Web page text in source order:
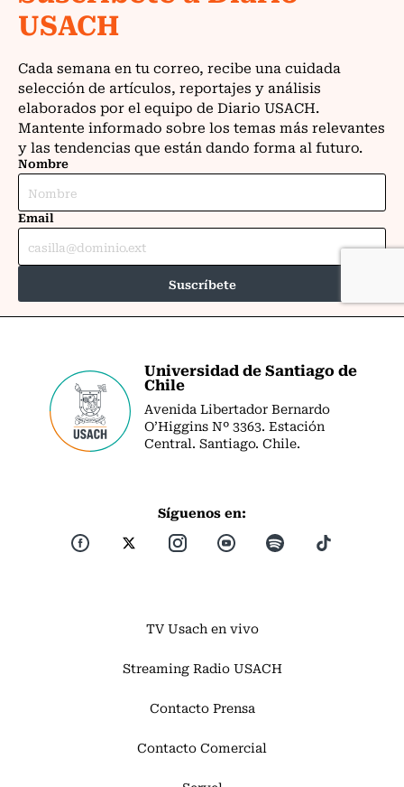
Universidad de Santiago de
Chile
Avenida Libertador Bernardo
O’Higgins Nº 3363. Estación
Central. Santiago. Chile.
Síguenos en:
TV Usach en vivo
Streaming Radio USACH
Contacto Prensa
Contacto Comercial